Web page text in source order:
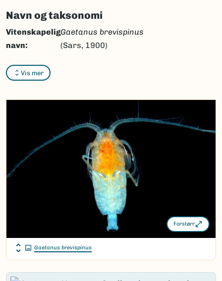
Navn og taksonomi
Vis mer
Vitenskapelig
navn:
Gaetanus brevispinus
(Sars, 1900)
Synonymer:
Bokmål:Ingen
Nynorsk:Ingen
Nordsamisk/Davvisámegiella:
Ingen
Vitenskapelig navn ID:4713
Takson ID:
Gå til Nortaxa for flere detaljer
(Ekstern lenke)
Forstørr
Gaetanus brevispinus